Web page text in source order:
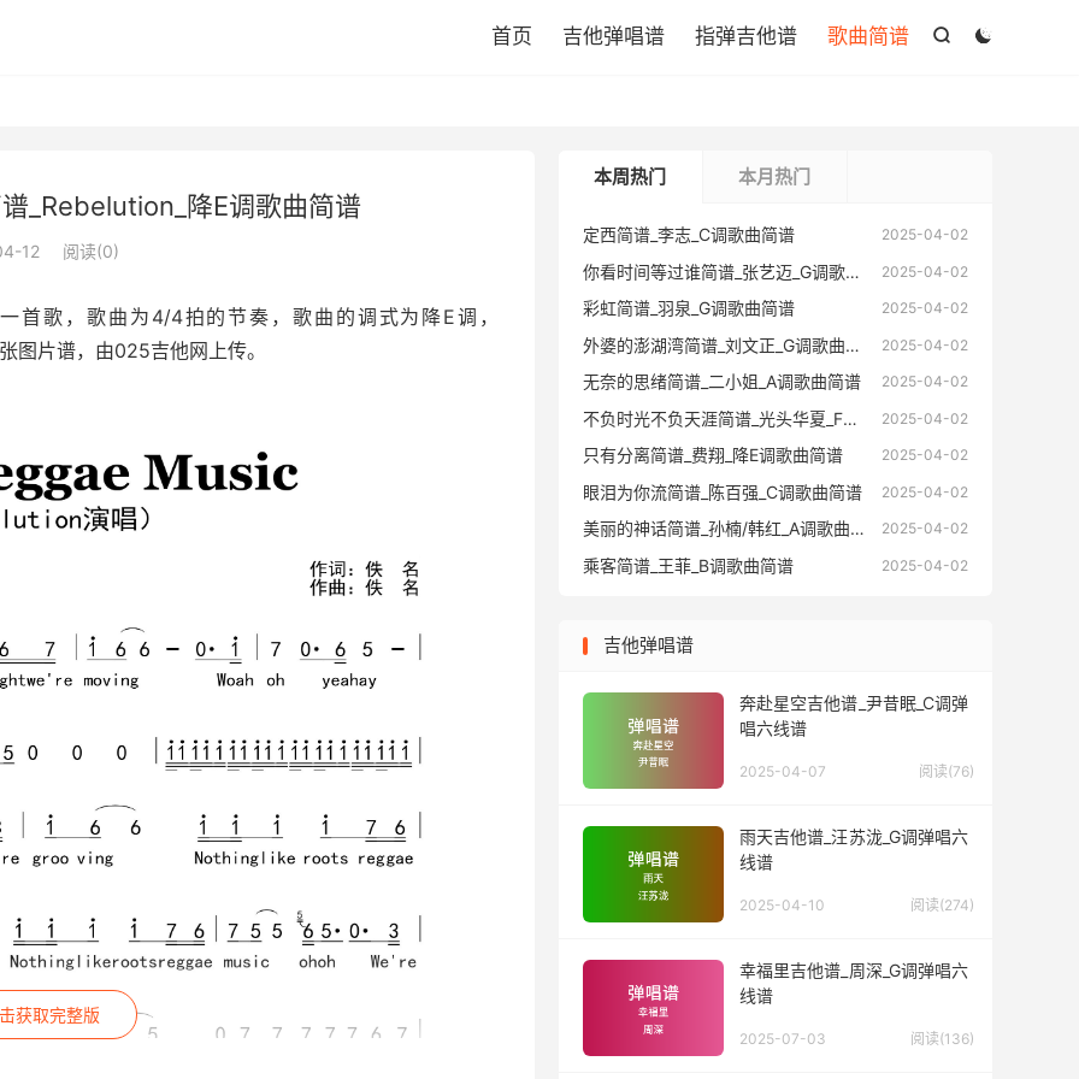


首页 吉他弹唱谱 指弹吉他谱 歌曲简谱
_Rebelution_降E调歌曲简谱
12 阅读(0)
首歌，歌曲为4/4拍的节奏，歌曲的调式为降E调，
片谱，由025吉他网上传。
获取完整版
本周热门 本月热门
2025-04-02
定西简谱_李志_C调歌曲简谱
2025-04-02
你看时间等过谁简谱_张艺迈_G调歌曲简谱
2025-04-02
彩虹简谱_羽泉_G调歌曲简谱
2025-04-02
外婆的澎湖湾简谱_刘文正_G调歌曲简谱
2025-04-02
无奈的思绪简谱_二小姐_A调歌曲简谱
2025-04-02
不负时光不负天涯简谱_光头华夏_F调歌曲简谱
2025-04-02
只有分离简谱_费翔_降E调歌曲简谱
2025-04-02
眼泪为你流简谱_陈百强_C调歌曲简谱
2025-04-02
美丽的神话简谱_孙楠/韩红_A调歌曲简谱
2025-04-02
乘客简谱_王菲_B调歌曲简谱
吉他弹唱谱
奔赴星空吉他谱_尹昔眠_C调弹
唱六线谱
2025-04-07 阅读(76)
雨天吉他谱_汪苏泷_G调弹唱六
线谱
2025-04-10 阅读(274)
幸福里吉他谱_周深_G调弹唱六
线谱
2025-07-03 阅读(136)